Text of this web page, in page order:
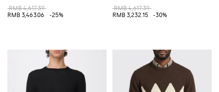
RMB 4,617.39
RMB 3,463.06
-25%
RMB 4,617.39
RMB 3,232.15
-30%